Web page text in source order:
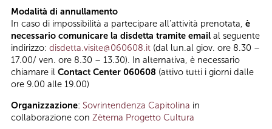
Modalità di annullamento
In caso di impossibilità a partecipare all’attività prenotata, è
necessario comunicare la disdetta tramite email al seguente
indirizzo: disdetta.visite@060608.it (dal lun.al giov. ore 8.30 –
17.00/ ven. ore 8.30 – 13.30). In alternativa, è necessario
chiamare il Contact Center 060608 (attivo tutti i giorni dalle
ore 9.00 alle 19.00)
Organizzazione: Sovrintendenza Capitolina in
collaborazione con Zètema Progetto Cultura